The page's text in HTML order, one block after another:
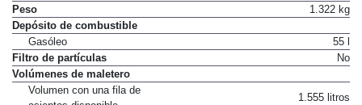
Peso
1.322 kg
Depósito de combustible
Gasóleo
55 l
Filtro de partículas
No
Volúmenes de maletero
Volumen con una fila de
1.555 litros